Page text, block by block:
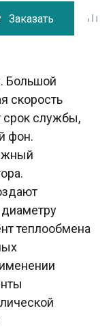
Заказать
Большой
скорость
срок службы,
фон.
теплообмена